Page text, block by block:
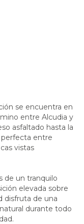
se encuentra en
entre Alcudia y
asfaltado hasta la
entre
vistas
de un tranquilo
elevada sobre
disfruta de una
durante todo